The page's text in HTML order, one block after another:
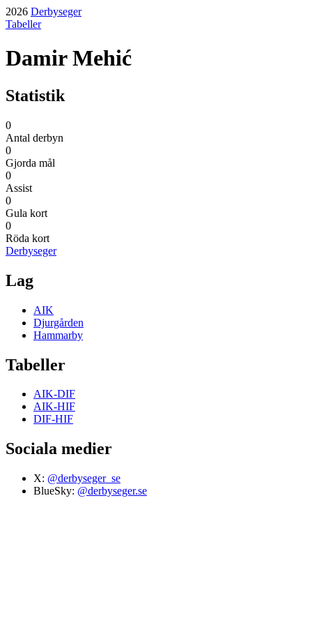
2026 Derbyseger
Tabeller
Damir Mehić
Statistik
0
Antal derbyn
0
Gjorda mål
0
Assist
0
Gula kort
0
Röda kort
Derbyseger
Lag
AIK
Djurgården
Hammarby
Tabeller
AIK-DIF
AIK-HIF
DIF-HIF
Sociala medier
X: @derbyseger_se
BlueSky: @derbyseger.se